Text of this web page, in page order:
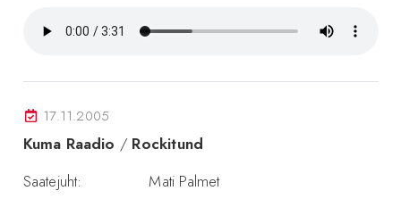
17.11.2005
Kuma Raadio / Rockitund
Saatejuht:
Mati Palmet